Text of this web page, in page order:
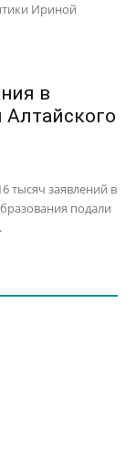
Ириной
в
тысяч заявлений в
подали